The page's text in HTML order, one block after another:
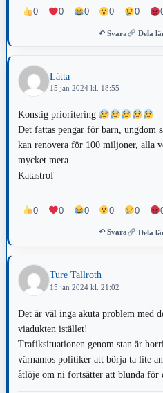
0 0 0 0 0
↶ Svara Dela
Lätta
15 jan 2024 kl. 18:55
Konstig prioritering
Det fattas pengar för barn, ungdom
kan renovera för 100 miljoner, alla
mycket mera.
Katastrof
0 0 0 0 0
↶ Svara Dela
Ture Tallroth
15 jan 2024 kl. 21:02
Det är väl inga akuta problem med
viadukten istället!
Trafiksituationen genom stan är
värnamos politiker att börja ta lite
åtlöje om ni fortsätter att blunda för